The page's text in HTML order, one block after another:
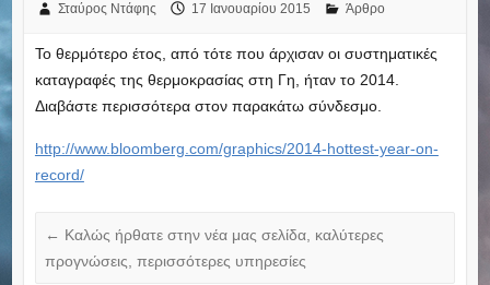
Σταύρος Ντάφης 17 Ιανουαρίου 2015 Άρθρο
Το θερμότερο έτος, από τότε που άρχισαν οι συστηματικές
καταγραφές της θερμοκρασίας στη Γη, ήταν το 2014.
Διαβάστε περισσότερα στον παρακάτω σύνδεσμο.
http://www.bloomberg.com/graphics/2014-hottest-year-on-
record/
← Καλώς ήρθατε στην νέα μας σελίδα, καλύτερες
προγνώσεις, περισσότερες υπηρεσίες